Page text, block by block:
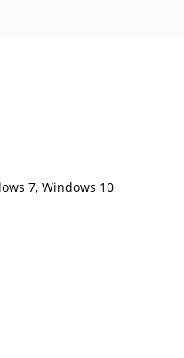
7, Windows 10